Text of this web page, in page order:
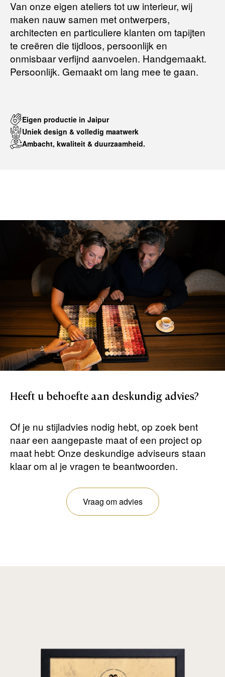
Terugbetalingsbeleid
Van onze eigen ateliers tot uw interieur, wij
maken nauw samen met ontwerpers,
architecten en particuliere klanten om tapijten
te creëren die tijdloos, persoonlijk en
onmisbaar verfijnd aanvoelen. Handgemaakt.
Persoonlijk. Gemaakt om lang mee te gaan.
Eigen productie in Jaipur
Uniek design & volledig maatwerk
Ambacht, kwaliteit & duurzaamheid.
Heeft u behoefte aan deskundig advies?
Of je nu stijladvies nodig hebt, op zoek bent
naar een aangepaste maat of een project op
maat hebt: Onze deskundige adviseurs staan ​​
klaar om al je vragen te beantwoorden.
Vraag om advies